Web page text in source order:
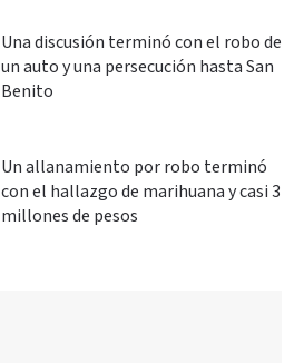
Una discusión terminó con el robo de
un auto y una persecución hasta San
Benito
Un allanamiento por robo terminó
con el hallazgo de marihuana y casi 3
millones de pesos